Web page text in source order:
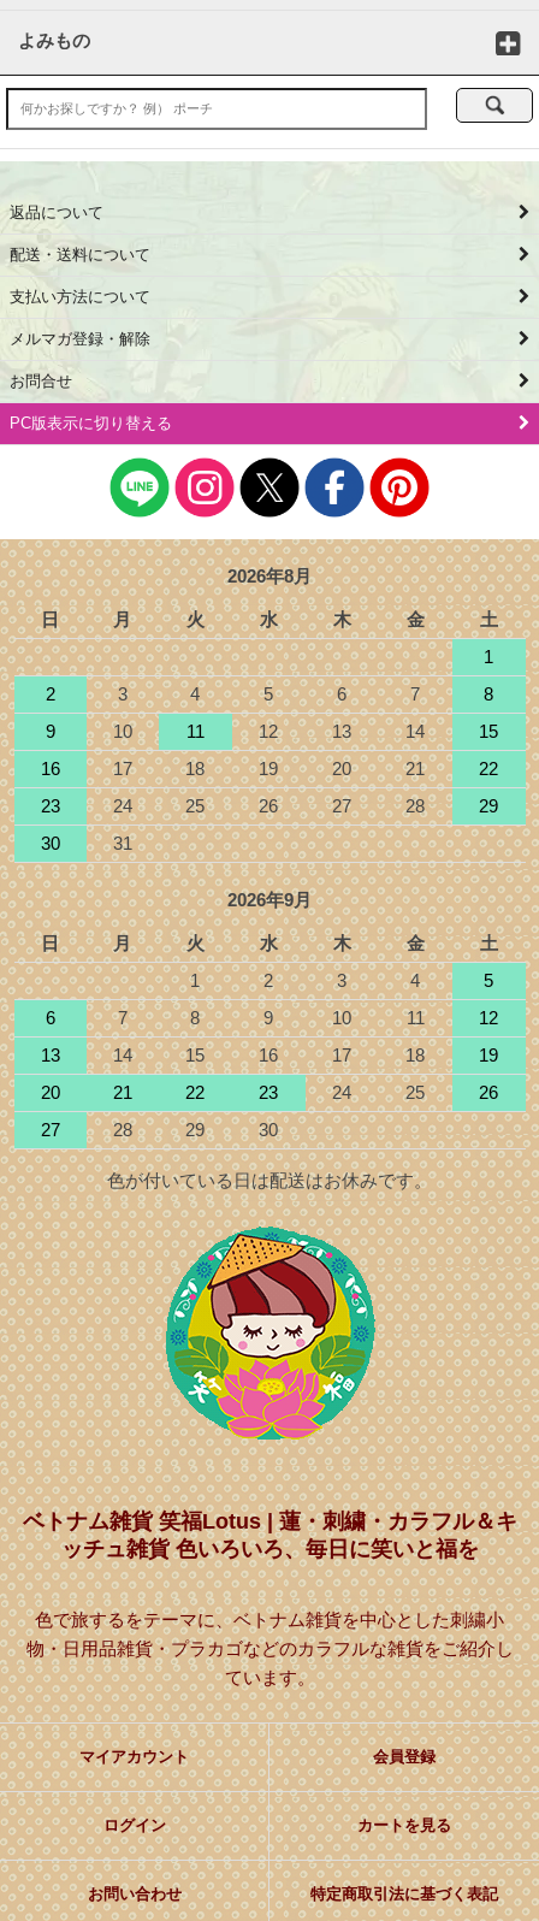
よみもの
返品について
配送・送料について
支払い方法について
メルマガ登録・解除
お問合せ
PC版表示に切り替える
2026年8月
日 月 火 水 木 金
土
1
2
3 4 5 6 7
8
9
10 11 12 13 14
15
16
17 18 19 20 21
22
23
24 25 26 27 28
29
30
31
2026年9月
日 月 火 水 木 金
土
1
2 3 4
5
6
7 8 9 10 11
12
13
14 15 16 17 18
19
20
21 22 23 24 25
26
27
28 29 30
色が付いている日は配送はお休みです。
ベトナム雑貨 笑福Lotus | 蓮・刺繍・カラフル＆キ
ッチュ雑貨 色いろいろ、毎日に笑いと福を
色で旅するをテーマに、ベトナム雑貨を中心とした刺繍小
物・日用品雑貨・プラカゴなどのカラフルな雑貨をご紹介し
ています。
マイアカウント 会員登録
ログイン カートを見る
お問い合わせ 特定商取引法に基づく表記